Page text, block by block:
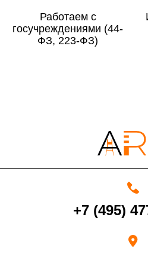
По Москве
10%
По Московской области
Срок возврата товара надлежащего
счет в течение 5-30 рабочих дней
выдал Вашу банковскую карту).
Работаем с
госучреждениями (44-
ФЗ, 223-ФЗ)
+7 (495)